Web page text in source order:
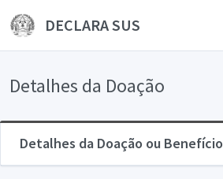
DECLARA SUS
Detalhes da Doação
Detalhes da Doação ou Benefício